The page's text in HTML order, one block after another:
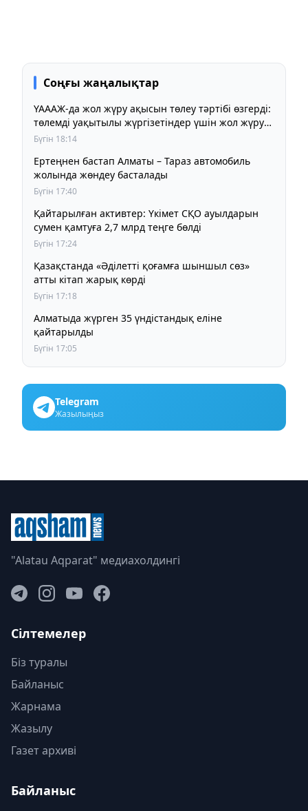
Соңғы жаңалықтар
ҮАААЖ-да жол жүру ақысын төлеу тәртібі өзгерді:
төлемді уақытылы жүргізетіндер үшін жол жүру
құны бұрынғы деңгейде сақталады
Бүгін 18:14
Ертеңнен бастап Алматы – Тараз автомобиль
жолында жөндеу басталады
Бүгін 17:40
Қайтарылған активтер: Үкімет СҚО ауылдарын
сумен қамтуға 2,7 млрд теңге бөлді
Бүгін 17:24
Қазақстанда «Әділетті қоғамға шыншыл сөз»
атты кітап жарық көрді
Бүгін 17:18
Алматыда жүрген 35 үндістандық еліне
қайтарылды
Бүгін 17:05
Telegram
Жазылыңыз
"Alatau Aqparat" медиахолдингі
Сілтемелер
Біз туралы
Байланыс
Жарнама
Жазылу
Газет архиві
Байланыс